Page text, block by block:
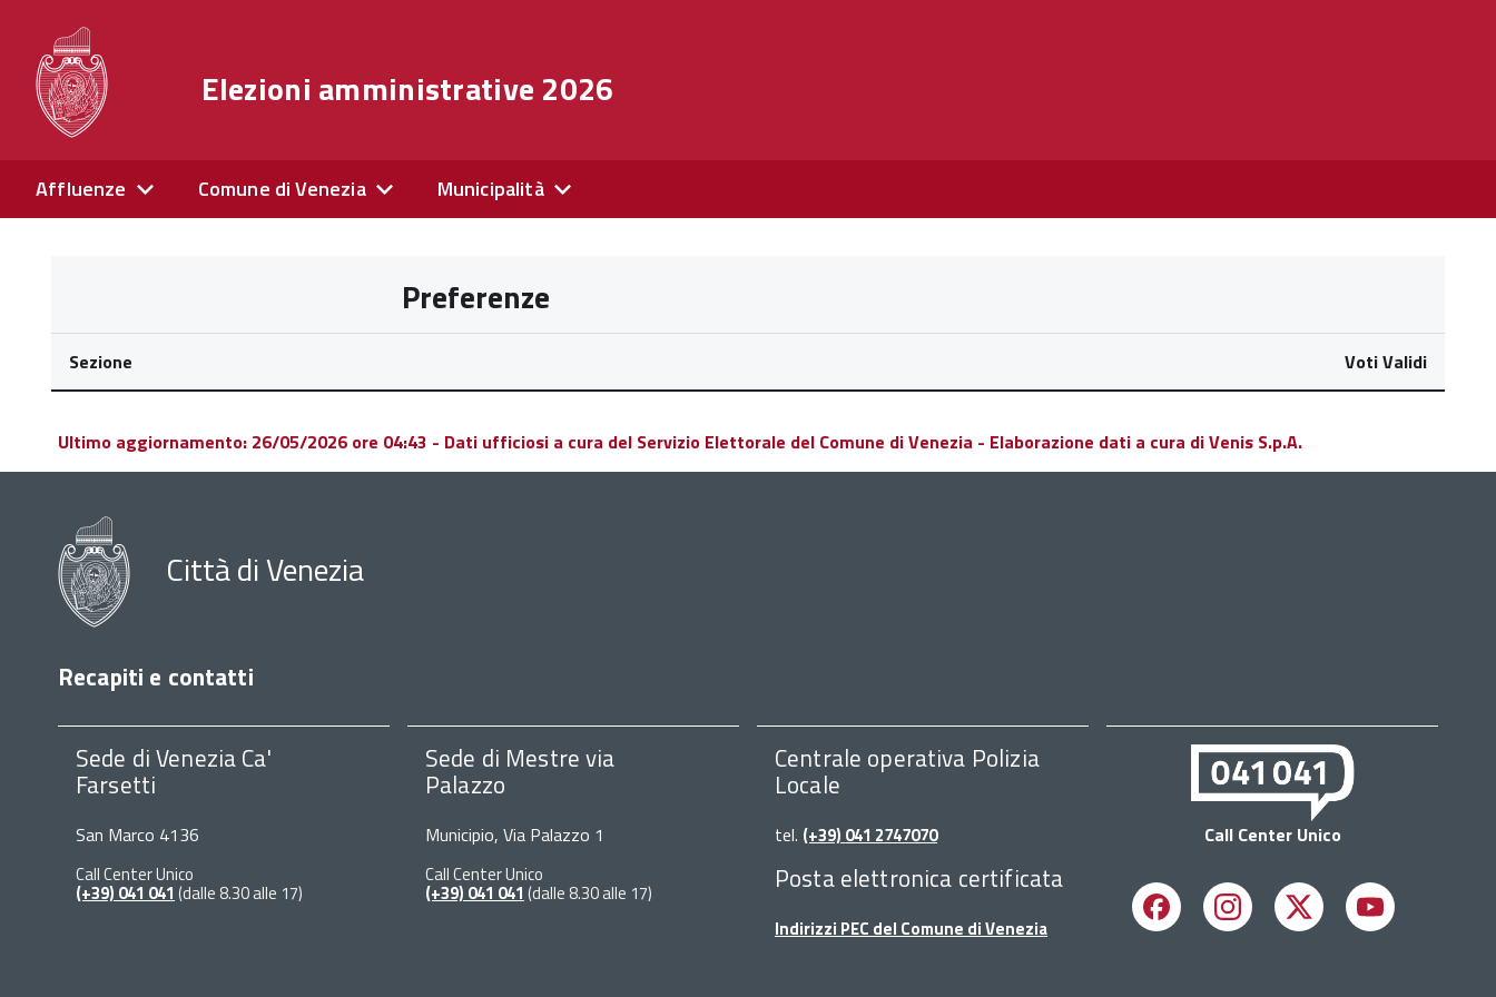
Elezioni amministrative 2026
Affluenze Comune di Venezia Municipalità
Preferenze
Sezione Voti Validi
Ultimo aggiornamento: 26/05/2026 ore 04:43 - Dati ufficiosi a cura del Servizio Elettorale del Comune di Venezia - Elaborazione dati a cura di Venis S.p.A.
Città di Venezia
Recapiti e contatti
Sede di Venezia Ca'
Farsetti
San Marco 4136
Call Center Unico
(+39) 041 041 (dalle 8.30 alle 17)
Sede di Mestre via
Palazzo
Municipio, Via Palazzo 1
Call Center Unico
(+39) 041 041 (dalle 8.30 alle 17)
Centrale operativa Polizia
Locale
tel. (+39) 041 2747070
Posta elettronica certificata
Indirizzi PEC del Comune di Venezia
Call Center Unico
FacebookInstagram
X Youtube